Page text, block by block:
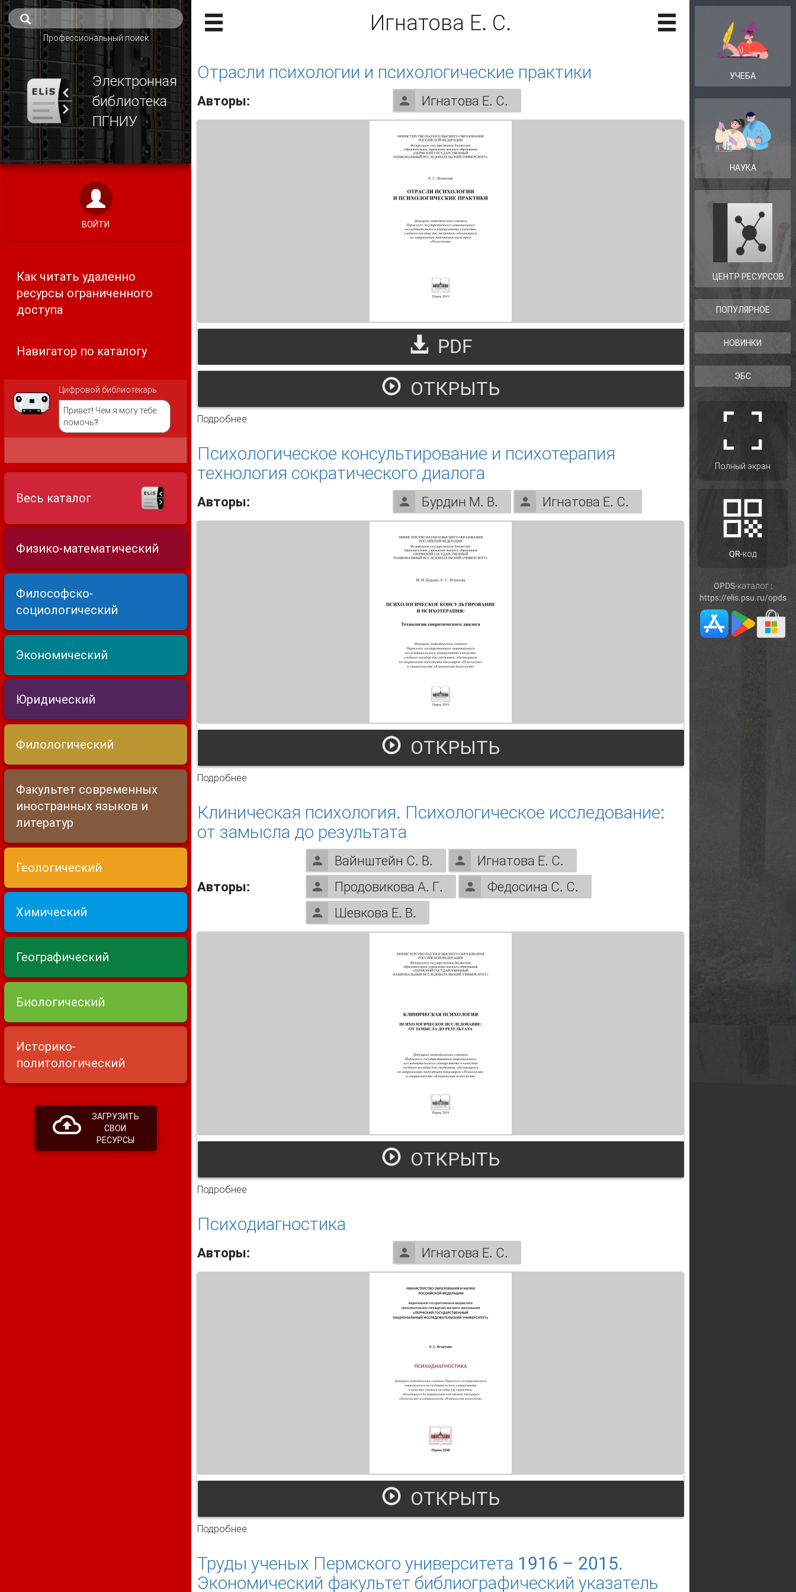
Профессиональный поиск
Электронная
библиотека
ПГНИУ
ВОЙТИ
Как читать удаленно
ресурсы ограниченного
доступа
Навигатор по каталогу
Цифровой библиотекарь
Привет! Чем я могу тебе
помочь?
Весь каталог
Физико-математический
Философско-
социологический
Экономический
Юридический
Филологический
Факультет современных
иностранных языков и
литератур
Геологический
Химический
Географический
Биологический
Историко-
политологический
ЗАГРУЗИТЬ
СВОИ
РЕСУРСЫ
Игнатова Е. С.
Отрасли психологии и психологические практики
Авторы: Игнатова Е. С.
PDF
ОТКРЫТЬ
Подробнее
Психологическое консультирование и психотерапия
технология сократического диалога
Авторы: Бурдин М. В. Игнатова Е. С.
ОТКРЫТЬ
Подробнее
Клиническая психология. Психологическое исследование:
от замысла до результата
Авторы:
Вайнштейн С. В.
Игнатова Е. С.
Продовикова А. Г.
Федосина С. С.
Шевкова Е. В.
ОТКРЫТЬ
Подробнее
Психодиагностика
Авторы: Игнатова Е. С.
ОТКРЫТЬ
Подробнее
Труды ученых Пермского университета 1916 – 2015.
Экономический факультет библиографический указатель
УЧЕБА
НАУКА
ЦЕНТР РЕСУРСОВ
ПОПУЛЯРНОЕ
НОВИНКИ
ЭБС
Полный экран
QR-код
OPDS-каталог :
https://elis.psu.ru/opds